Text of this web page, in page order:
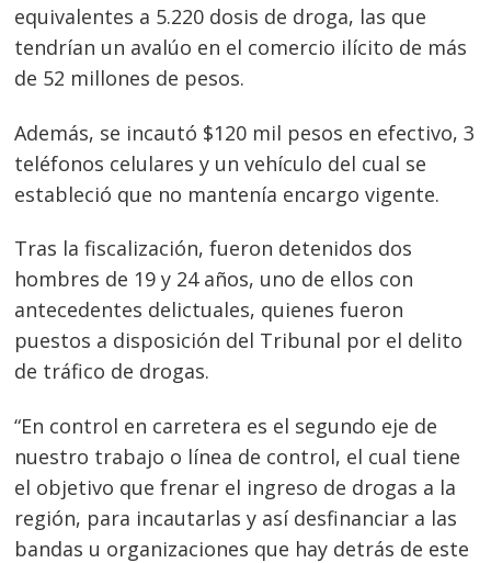
equivalentes a 5.220 dosis de droga, las que
tendrían un avalúo en el comercio ilícito de más
de 52 millones de pesos.
Además, se incautó $120 mil pesos en efectivo, 3
teléfonos celulares y un vehículo del cual se
estableció que no mantenía encargo vigente.
Tras la fiscalización, fueron detenidos dos
hombres de 19 y 24 años, uno de ellos con
antecedentes delictuales, quienes fueron
puestos a disposición del Tribunal por el delito
de tráfico de drogas.
“En control en carretera es el segundo eje de
nuestro trabajo o línea de control, el cual tiene
el objetivo que frenar el ingreso de drogas a la
región, para incautarlas y así desfinanciar a las
bandas u organizaciones que hay detrás de este
de
entradas